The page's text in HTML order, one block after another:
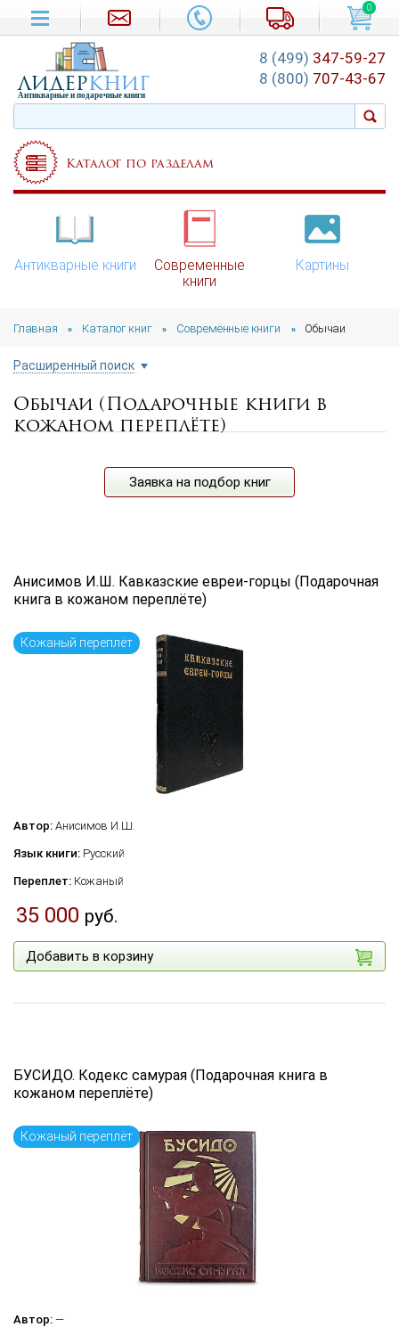
Каталог по разделам
Антикварные книги
Современные
книги
Картины
Главная » Каталог книг » Современные книги » Обычаи
Расширенный поиск
Цена руб.
от
до
Обычаи (Подарочные книги в
кожаном переплёте)
Заявка на подбор книг
Анисимов И.Ш. Кавказские евреи-горцы (Подарочная
книга в кожаном переплёте)
Кожаный переплёт
Автор: Анисимов И.Ш.
Язык книги: Русский
Переплет: Кожаный
35 000 руб.
Добавить в корзину
БУСИДО. Кодекс самурая (Подарочная книга в
кожаном переплёте)
Кожаный переплёт
Автор: —
0
лидеркниг
Антикварные и подарочные книги
8 (499) 347-59-27
8 (800) 707-43-67